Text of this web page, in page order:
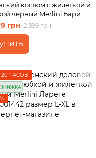
костюм с жилеткой и
черный Merlini Бари
размер 46-48 (L-XL)
грн 2 999 грн
20 ЧАСОВ